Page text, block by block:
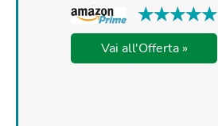
★★★★★
★★★★★
Vai all'Offerta »